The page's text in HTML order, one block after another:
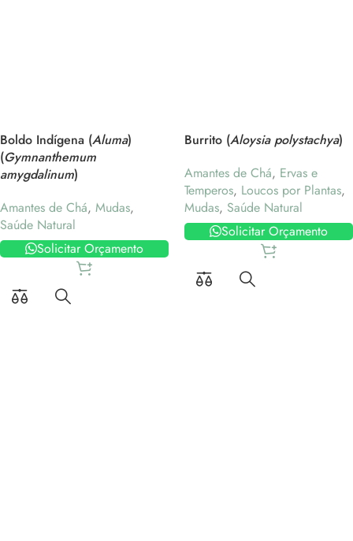
Boldo Indígena (Aluma)
(Gymnanthemum
amygdalinum)
Amantes de Chá, Mudas,
Saúde Natural
Solicitar Orçamento
Burrito (Aloysia polystachya)
Amantes de Chá, Ervas e
Temperos, Loucos por Plantas,
Mudas, Saúde Natural
Solicitar Orçamento